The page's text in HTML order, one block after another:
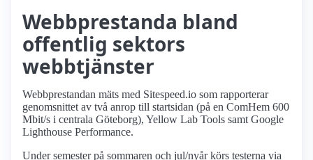
Webbprestanda bland
offentlig sektors
webbtjänster
Webbprestandan mäts med Sitespeed.io som rapporterar
genomsnittet av två anrop till startsidan (på en ComHem 600
Mbit/s i centrala Göteborg), Yellow Lab Tools samt Google
Lighthouse Performance.
Under semester på sommaren och jul/nyår körs testerna via